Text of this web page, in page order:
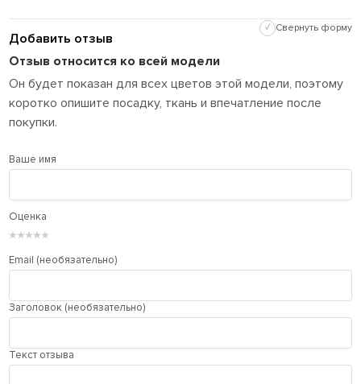
Добавить отзыв
✓ Свернуть форму
Отзыв относится ко всей модели
Он будет показан для всех цветов этой модели, поэтому
коротко опишите посадку, ткань и впечатление после
покупки.
Ваше имя
Оценка
★
★
★
★
★
Email (необязательно)
Заголовок (необязательно)
Текст отзыва